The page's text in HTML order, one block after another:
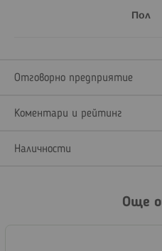
Пол
Отговорно предприятие
Коментари и рейтинг
Наличности
Още